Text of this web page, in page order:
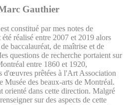
Gauthier
constitué par mes notes de
réalisé entre 2007 et 2019 alors
baccalauréat, de maîtrise et de
questions de recherche portaient sur
entre 1860 et 1920,
d'œuvres prêtées à l'Art Association
Musée des beaux-arts de Montréal.
orienté dans cette direction. Malgré
sur des aspects de cette